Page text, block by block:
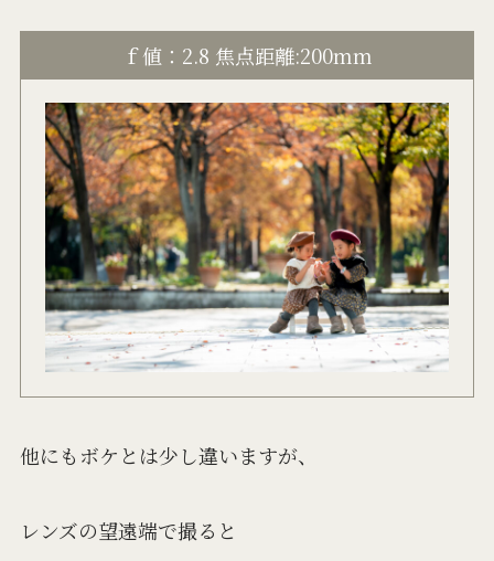
ｆ値：2.8 焦点距離:200mm
他にもボケとは少し違いますが、
レンズの望遠端で撮ると